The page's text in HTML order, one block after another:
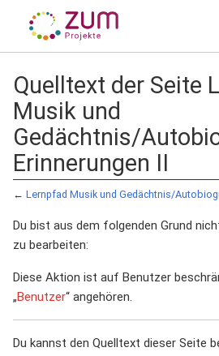
Quelltext der Seite
Musik und
Gedächtnis/
Erinnerungen II
← Lernpfad Musik und Gedächtnis/
Du bist aus dem folgenden Grund
zu bearbeiten:
Diese Aktion ist auf Benutzer
„Benutzer“ angehören.
Du kannst den Quelltext dieser Seite